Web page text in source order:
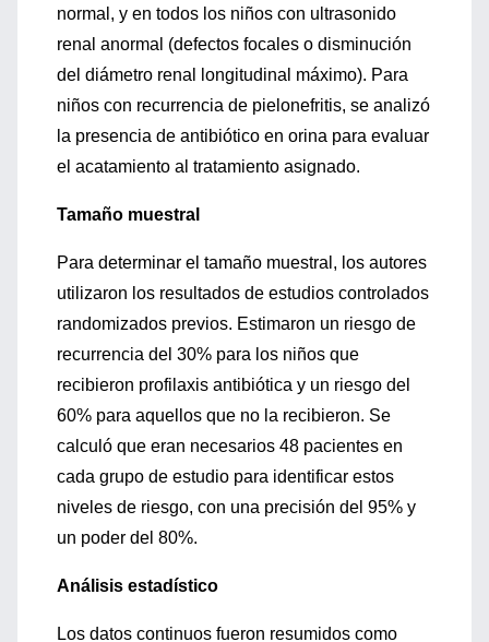
normal, y en todos los niños con ultrasonido
renal anormal (defectos focales o disminución
del diámetro renal longitudinal máximo). Para
niños con recurrencia de pielonefritis, se analizó
la presencia de antibiótico en orina para evaluar
el acatamiento al tratamiento asignado.
Tamaño muestral
Para determinar el tamaño muestral, los autores
utilizaron los resultados de estudios controlados
randomizados previos. Estimaron un riesgo de
recurrencia del 30% para los niños que
recibieron profilaxis antibiótica y un riesgo del
60% para aquellos que no la recibieron. Se
calculó que eran necesarios 48 pacientes en
cada grupo de estudio para identificar estos
niveles de riesgo, con una precisión del 95% y
un poder del 80%.
Análisis estadístico
Los datos continuos fueron resumidos como